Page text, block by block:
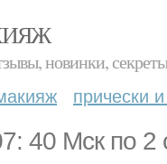
новинки,
прически
40 Мск по 2